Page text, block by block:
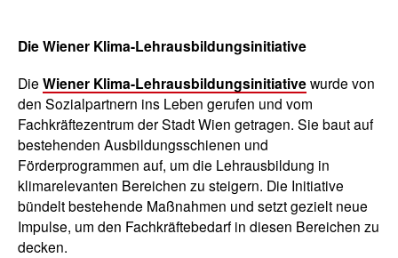
Die Wiener Klima-Lehrausbildungsinitiative
Die Wiener Klima-Lehrausbildungsinitiativewurde von
den Sozialpartnern ins Leben gerufen und vom
Fachkräftezentrum der Stadt Wien getragen. Sie baut auf
bestehenden Ausbildungsschienen und
Förderprogrammen auf, um die Lehrausbildung in
klimarelevanten Bereichen zu steigern. Die Initiative
bündelt bestehende Maßnahmen und setzt gezielt neue
Impulse, um den Fachkräftebedarf in diesen Bereichen zu
decken.